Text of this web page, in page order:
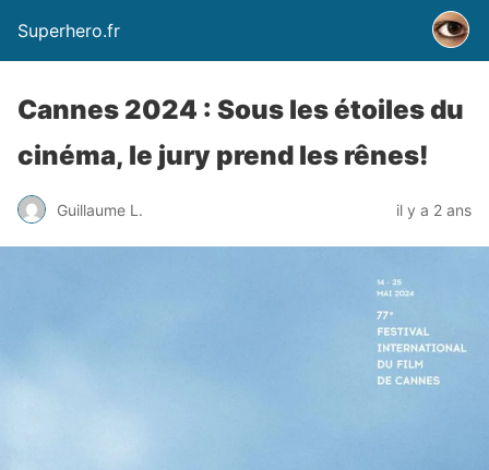
Superhero.fr
Cannes 2024 : Sous les étoiles du
cinéma, le jury prend les rênes!
Guillaume L. il y a 2 ans